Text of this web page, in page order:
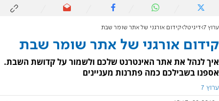
ערוץ 7 דיגיטל קידום אורגני של אתר שומר שבת
קידום אורגני של אתר שומר שבת
איך לנהל את אתר האינטרנט שלכם ולשמור על קדושת השבת.
אספנו בשבילכם כמה פתרנות מעניינים
ערוץ 7